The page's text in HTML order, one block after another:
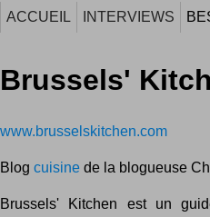
ACCUEIL INTERVIEWS
Brussels'
www.brusselskitchen.com
Blog cuisine de la blogueuse
Brussels' Kitchen est un